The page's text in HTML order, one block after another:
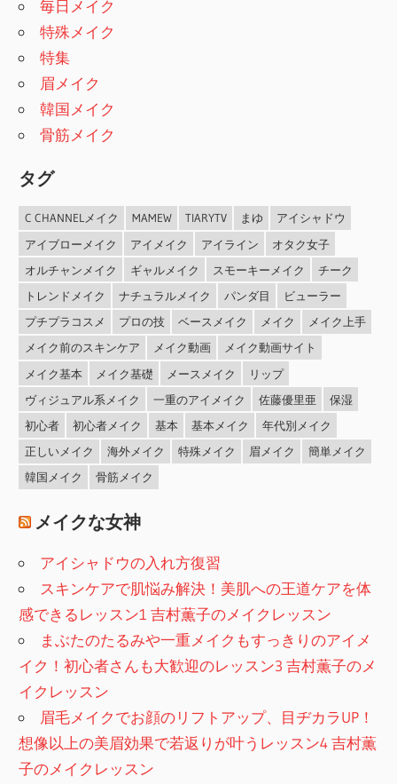
毎日メイク
特殊メイク
特集
眉メイク
韓国メイク
骨筋メイク
タグ
C CHANNELメイク MAMEW TIARYTV まゆ
アイシャドウ
アイブローメイク
アイメイク アイライン
オタク女子
オルチャンメイク
ギャルメイク スモーキーメイク
チーク
トレンドメイク
ナチュラルメイク パンダ目
ビューラー
プチプラコスメ
プロの技 ベースメイク メイク
メイク上手
メイク前のスキンケア
メイク動画
メイク動画サイト
メイク基本
メイク基礎 メースメイク
リップ
ヴィジュアル系メイク
一重のアイメイク 佐藤優里亜
保湿
初心者
初心者メイク 基本 基本メイク
年代別メイク
正しいメイク
海外メイク 特殊メイク 眉メイク
簡単メイク
韓国メイク
骨筋メイク
メイクな女神
アイシャドウの入れ方復習
スキンケアで肌悩み解決！美肌への王道ケアを体
感できるレッスン1 吉村薫子のメイクレッスン
まぶたのたるみや一重メイクもすっきりのアイメ
イク！初心者さんも大歓迎のレッスン3 吉村薫子のメ
イクレッスン
眉毛メイクでお顔のリフトアップ、目ヂカラUP！
想像以上の美眉効果で若返りが叶うレッスン4 吉村薫
子のメイクレッスン